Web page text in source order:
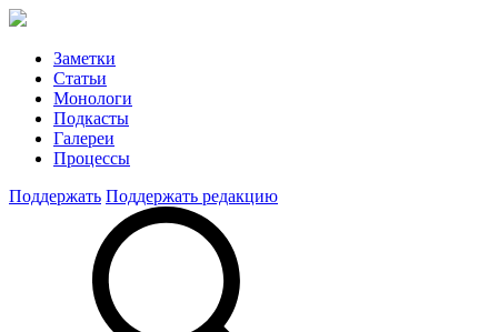
Заметки
Статьи
Монологи
Подкасты
Галереи
Процессы
Поддержать Поддержать редакцию